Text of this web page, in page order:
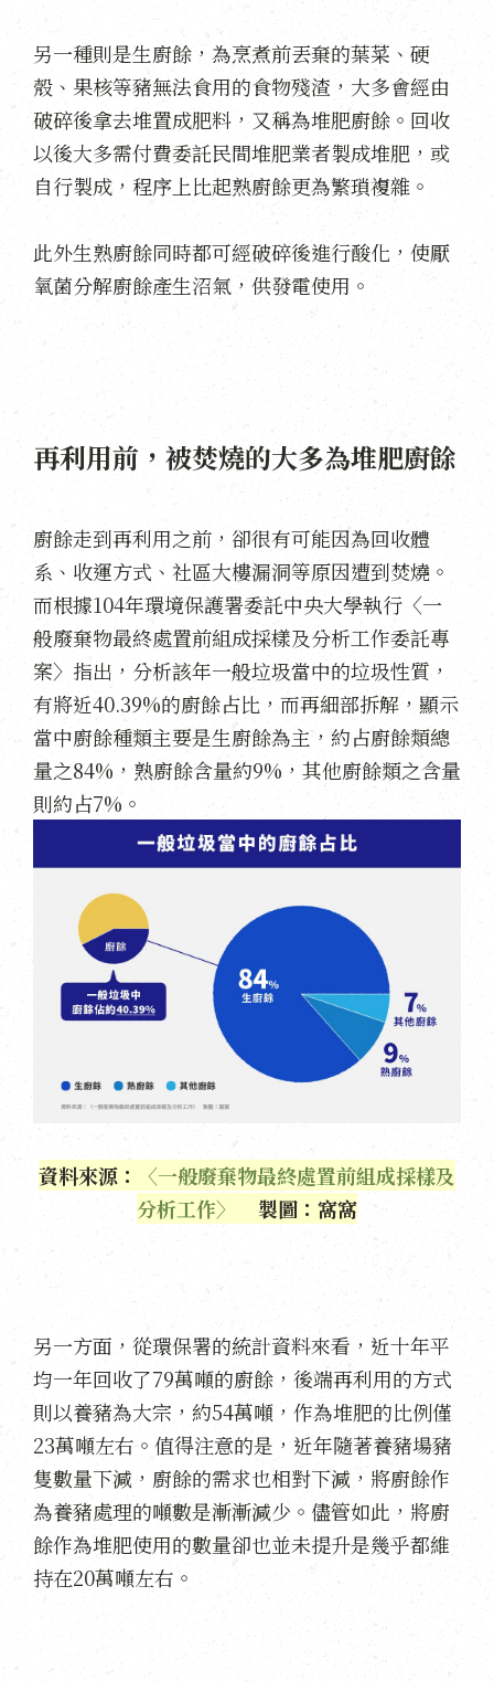
另一種則是生廚餘，為烹煮前丟棄的葉菜、硬
殼、果核等豬無法食用的食物殘渣，大多會經由
破碎後拿去堆置成肥料，又稱為堆肥廚餘。回收
以後大多需付費委託民間堆肥業者製成堆肥，或
自行製成，程序上比起熟廚餘更為繁瑣複雜。
此外生熟廚餘同時都可經破碎後進行酸化，使厭
氧菌分解廚餘產生沼氣，供發電使用。
再利用前，被焚燒的大多為堆肥廚餘
廚餘走到再利用之前，卻很有可能因為回收體
系、收運方式、社區大樓漏洞等原因遭到焚燒。
而根據104年環境保護署委託中央大學執行〈一
般廢棄物最終處置前組成採樣及分析工作委託專
案〉指出，分析該年一般垃圾當中的垃圾性質，
有將近40.39%的廚餘占比，而再細部拆解，顯示
當中廚餘種類主要是生廚餘為主，約占廚餘類總
量之84%，熟廚餘含量約9%，其他廚餘類之含量
則約占7%。
資料來源：
〈一般廢棄物最終處置前組成採樣及
分析工作〉
製圖：窩窩
另一方面，從環保署的統計資料來看，近十年平
均一年回收了79萬噸的廚餘，後端再利用的方式
則以養豬為大宗，約54萬噸，作為堆肥的比例僅
23萬噸左右。值得注意的是，近年隨著養豬場豬
隻數量下減，廚餘的需求也相對下減，將廚餘作
為養豬處理的噸數是漸漸減少。儘管如此，將廚
餘作為堆肥使用的數量卻也並未提升是幾乎都維
持在20萬噸左右。